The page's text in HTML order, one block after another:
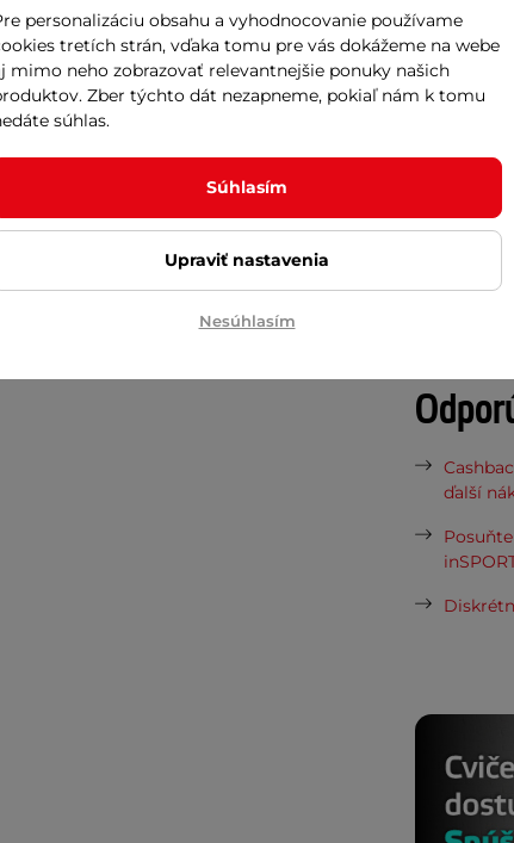
6sú kvalitné letkys hrúbkou 100
dizajn zobrazuje pôvodné
letové vlastnosti, ideálne pre
Materiál
Hrúbka
Vaša
ďalší
personalizáciu obsahu a vyhodnocovanie používame
tretích strán, vďaka tomu pre vás dokážeme na webe
mimo neho zobrazovať relevantnejšie ponuky našich
Zber týchto dát nezapneme, pokiaľ nám k tomu
súhlas.
Súhlasím
Upraviť nastavenia
Nesúhlasím